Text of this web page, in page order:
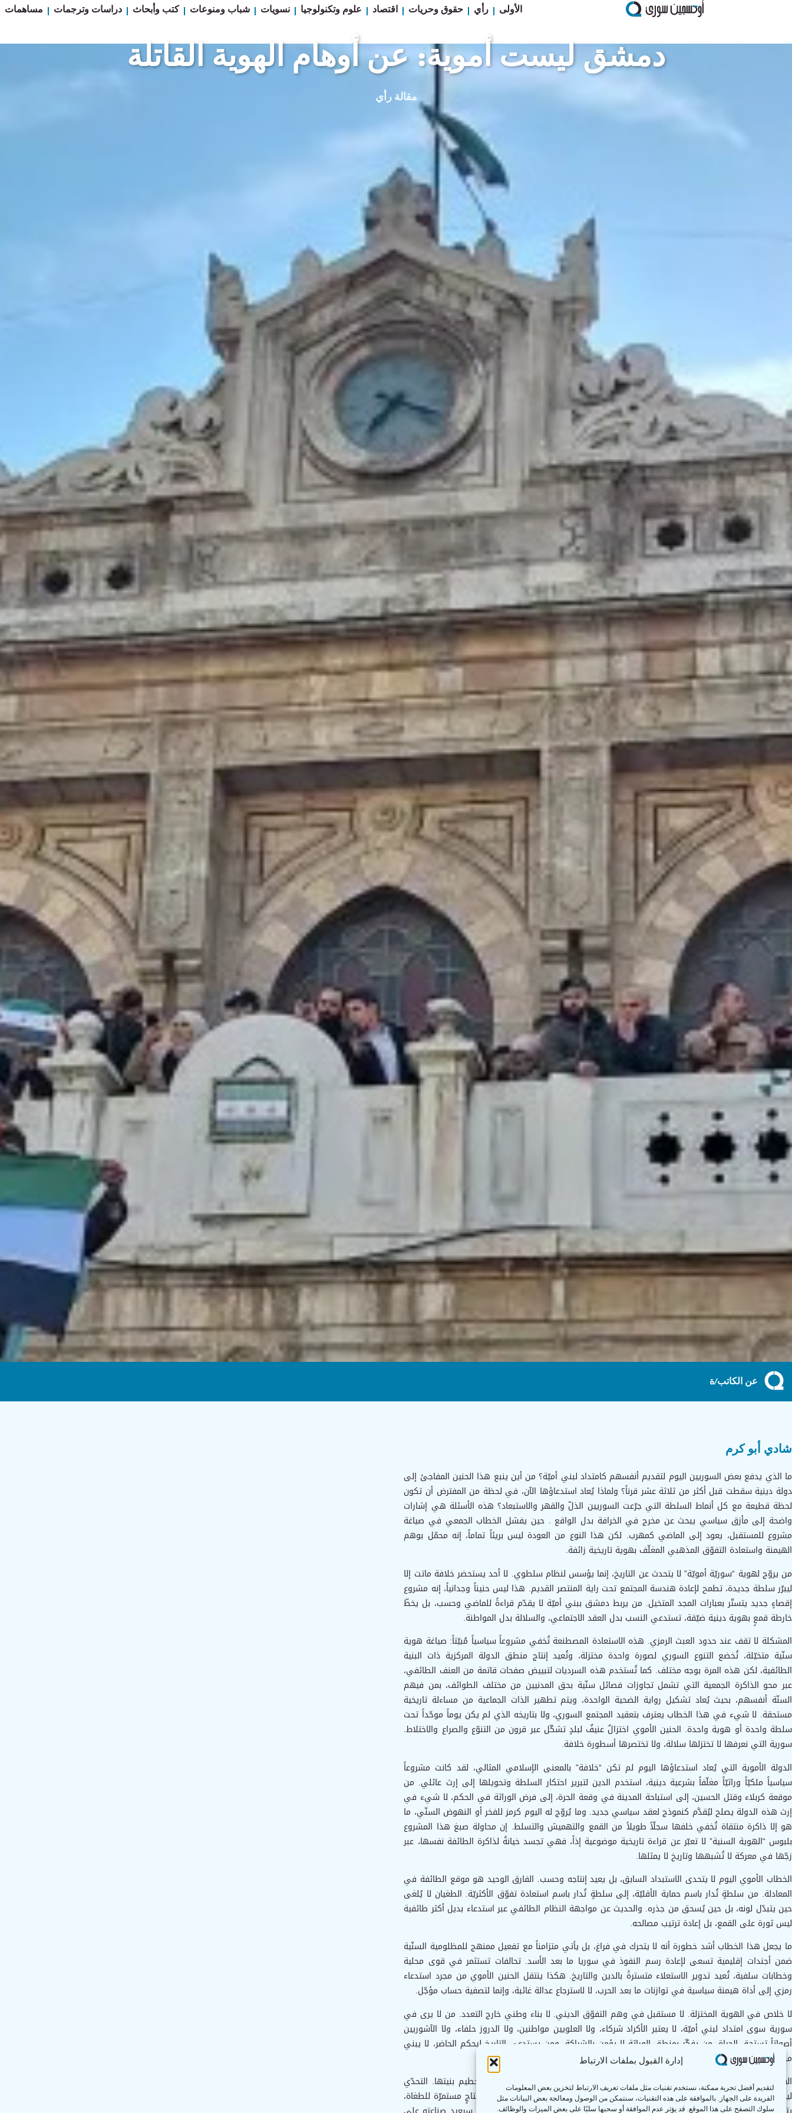
إدارة القبول بملفات الارتباط
لتقديم أفضل تجربة ممكنة، نستخدم تقنيات مثل ملفات تعريف الارتباط لتخزين بعض المعلومات
الفريدة على الجهاز. بالموافقة على هذه التقنيات، سنتمكن من الوصول ومعالجة بعض البيانات مثل
سلوك التصفح على هذا الموقع. قد يؤثر عدم الموافقة أو سحبها سلبًا على بعض الميزات والوظائف.
الأولى رأي حقوق وحريات اقتصاد علوم وتكنولوجيا نسويات شباب ومنوعات كتب وأبحاث دراسات وترجمات مساهمات
دمشق ليست أموية: عن أوهام الهوية القاتلة
مقالةرأي
عن الكاتب/ة
شادي أبو كرم
ما الذي يدفع بعض السوريين اليوم لتقديم أنفسهم كامتداد لبني أميّة؟ من أين ينبع هذا الحنين المفاجئ إلى
دولة دينية سقطت قبل أكثر من ثلاثة عشر قرناً؟ ولماذا يُعاد استدعاؤها الآن، في لحظة من المفترض أن تكون
لحظة قطيعة مع كل أنماط السلطة التي جرّعت السوريين الذلّ والقهر والاستبعاد؟ هذه الأسئلة هي إشارات
واضحة إلى مأزق سياسي يبحث عن مخرج في الخرافة بدل الواقع . حين يفشل الخطاب الجمعي في صياغة
مشروع للمستقبل، يعود إلى الماضي كمهرب. لكن هذا النوع من العودة ليس بريئاً تماماً، إنه محمّل بوهم
الهيمنة واستعادة التفوّق المذهبي المغلّف بهوية تاريخية زائفة.
من يروّج لهوية “سوريّة أمويّة” لا يتحدث عن التاريخ، إنما يؤسس لنظام سلطوي. لا أحد يستحضر خلافة ماتت إلا
ليبرّر سلطة جديدة، تطمح لإعادة هندسة المجتمع تحت راية المنتصر القديم. هذا ليس حنيناً وجدانياً، إنه مشروع
إقصاءٍ جديد يتستّر بعبارات المجد المتخيل. من يربط دمشق ببني أميّة لا يقدّم قراءةً للماضي وحسب، بل يخطّ
خارطة قمعٍ بهوية دينية ضيّقة، تستدعي النسب بدل العقد الاجتماعي، والسلالة بدل المواطنة.
المشكلة لا تقف عند حدود العبث الرمزي. هذه الاستعادة المصطنعة تُخفي مشروعاً سياسياً مُبيّتاً: صياغة هوية
سنّية متخيّلة، تُخضع التنوع السوري لصورة واحدة مختزلة، وتُعيد إنتاج منطق الدولة المركزية ذات البنية
الطائفية، لكن هذه المرة بوجه مختلف. كما تُستخدم هذه السرديات لتبييض صفحات قاتمة من العنف الطائفي،
عبر محو الذاكرة الجمعية التي تشمل تجاوزات فصائل سنّية بحق المدنيين من مختلف الطوائف، بمن فيهم
السنّة أنفسهم، بحيث يُعاد تشكيل رواية الضحية الواحدة، ويتم تطهير الذات الجماعية من مساءلة تاريخية
مستحقة. لا شيء في هذا الخطاب يعترف بتعقيد المجتمع السوري، ولا بتاريخه الذي لم يكن يوماً موحّداً تحت
سلطة واحدة أو هوية واحدة. الحنين الأموي اختزالٌ عنيفٌ لبلدٍ تشكّل عبر قرون من التنوّع والصراع والاختلاط.
سورية التي نعرفها لا تختزلها سلالة، ولا تختصرها أسطورة خلافة.
الدولة الأموية التي يُعاد استدعاؤها اليوم لم تكن “خلافة” بالمعنى الإسلامي المثالي، لقد كانت مشروعاً
سياسياً ملكيّاً وراثيّاً مغلّفاً بشرعية دينية، استخدم الدين لتبرير احتكار السلطة وتحويلها إلى إرث عائلي. من
موقعة كربلاء وقتل الحسين، إلى استباحة المدينة في وقعة الحرة، إلى فرض الوراثة في الحكم، لا شيء في
إرث هذه الدولة يصلح ليُقدَّم كنموذج لعقد سياسي جديد. وما يُروّج له اليوم كرمز للفخر أو النهوض السنّي، ما
هو إلا ذاكرة منتقاة تُخفي خلفها سجلّاً طويلاً من القمع والتهميش والتسلط. إن محاولة صبغ هذا المشروع
بلبوس “الهوية السنية” لا تعبّر عن قراءة تاريخية موضوعية إذاً، فهي تجسد خيانةً لذاكرة الطائفة نفسها، عبر
زجّها في معركة لا تُشبهها وتاريخ لا يمثلها.
الخطاب الأموي اليوم لا يتحدى الاستبداد السابق، بل يعيد إنتاجه وحسب. الفارق الوحيد هو موقع الطائفة في
المعادلة. من سلطةٍ تُدار باسم حماية الأقليّة، إلى سلطةٍ تُدار باسم استعادة تفوّق الأكثريّة. الطغيان لا يُلغى
حين يتبدّل لونه، بل حين يُسحق من جذره. والحديث عن مواجهة النظام الطائفي عبر استدعاء بديل أكثر طائفية
ليس ثورة على القمع، بل إعادة ترتيب مصالحه.
ما يجعل هذا الخطاب أشد خطورة أنه لا يتحرك في فراغ، بل يأتي متزامناً مع تفعيل ممنهج للمظلومية السنّية
ضمن أجندات إقليمية تسعى لإعادة رسم النفوذ في سوريا ما بعد الأسد. تحالفات تستثمر في قوى محلية
وخطابات سلفية، تُعيد تدوير الاستعلاء متسترةً بالدين والتاريخ. هكذا ينتقل الحنين الأموي من مجرد استدعاء
رمزي إلى أداة هيمنة سياسية في توازنات ما بعد الحرب، لا لاسترجاع عدالة غائبة، وإنما لتصفية حساب مؤجّل.
لا خلاص في الهوية المختزلة. لا مستقبل في وهم التفوّق الديني. لا بناء وطني خارج التعدد. من لا يرى في
سورية سوى امتداد لبني أميّة، لا يعتبر الأكراد شركاء، ولا العلويين مواطنين، ولا الدروز حلفاء، ولا الآشوريين
أصواتاً تستحق الحياة. من يفكّر بمنطق الوراثة لا يؤمن بالشراكة. ومن يستدعي التاريخ ليحكم الحاضر، لا يبني
مستقبلاً، بل يعيد إنتاج المأساة.
الفرصة التي فتحها سقوط النظام لا تكمن في إعادة توزيع السلطة فقط، وإنما في تحطيم بنيتها. التحدّي
ليس في تغيير القناع، التحدي يكمن في كسر اللعبة كلّها. إما دولة مواطنين، أو إعادة إنتاجٍ مستمرّة للطغاة،